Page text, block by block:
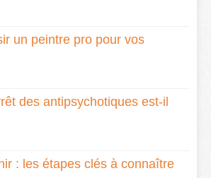
un peintre pro pour vos
des antipsychotiques est-il
: les étapes clés à connaître